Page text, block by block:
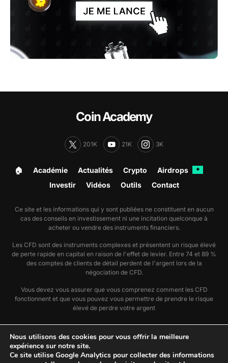
Coin Academy
201K 21K 3K
🏠︎ Académie Actualités Crypto Airdrops ✦
Investir Vidéos Outils Contact
Ce site et les informations qui y sont publiées ne constituent en aucun
cas des conseils en investissement ni une incitation quelconque à
acheter ou vendre des instruments financiers.
Les CFD sont des instruments complexes et présentent un risque élevé
de perte rapide en capital en raison de l'effet de levier. Entre 74 et 89 %
des comptes de clients de détail perdent de l'argent lors de la
négociation de CFD.
Vous devez vous assurer que vous comprenez comment les CFD
fonctionnent et que vous pouvez vous permettre de prendre le risque
élevé de perdre votre argent
🗞️ Nous suivre sur Google Actualité
📣 Utiliser notre flux RSS actu
📣 Utiliser notre flux RSS dossier
Nous utilisons des cookies pour vous offrir la meilleure
expérience sur notre site.
Ce site utilise Google Analytics pour collecter des informations